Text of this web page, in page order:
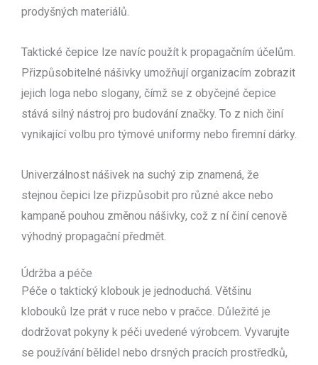
prodyšných materiálů.
Taktické čepice lze navíc použít k propagačním účelům.
Přizpůsobitelné nášivky umožňují organizacím zobrazit
jejich loga nebo slogany, čímž se z obyčejné čepice
stává silný nástroj pro budování značky. To z nich činí
vynikající volbu pro týmové uniformy nebo firemní dárky.
Univerzálnost nášivek na suchý zip znamená, že
stejnou čepici lze přizpůsobit pro různé akce nebo
kampaně pouhou změnou nášivky, což z ní činí cenově
výhodný propagační předmět.
Údržba a péče
Péče o taktický klobouk je jednoduchá. Většinu
klobouků lze prát v ruce nebo v pračce. Důležité je
dodržovat pokyny k péči uvedené výrobcem. Vyvarujte
se používání bělidel nebo drsných pracích prostředků,